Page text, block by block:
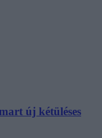
új kétüléses